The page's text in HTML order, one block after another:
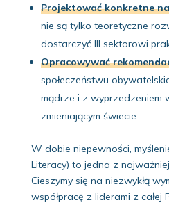
Projektować konkretne
nie są tylko teoretyczne
dostarczyć III sektorowi
Opracowywać
społeczeństwu
mądrze i z wyprzedzeniem
zmieniającym świecie.
W dobie niepewności,
Literacy) to jedna z
Cieszymy się na niezwykłą
współpracę z liderami z całej